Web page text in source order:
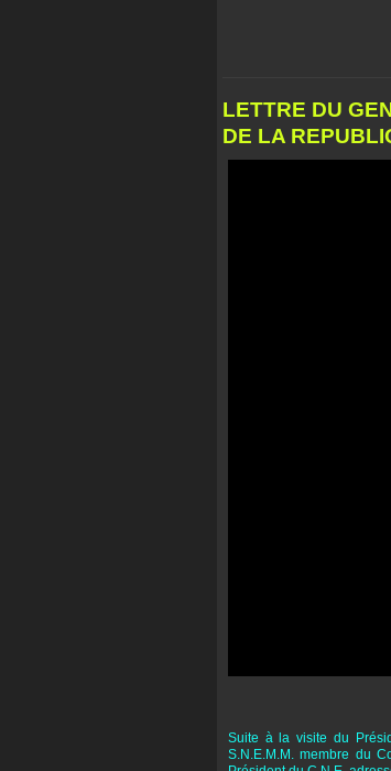
LETTRE DU
DE LA
Suite à la visite du
S.N.E.M.M. membre du